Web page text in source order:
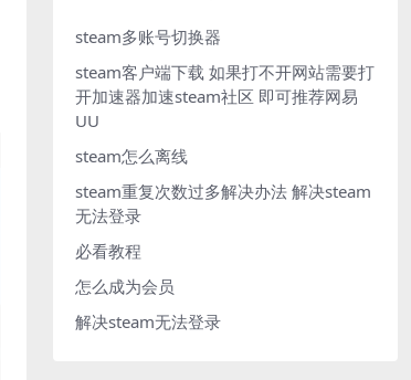
steam多账号切换器
steam客户端下载 如果打不开网站需要打
开加速器加速steam社区 即可推荐网易
UU
steam怎么离线
steam重复次数过多解决办法 解决steam
无法登录
必看教程
怎么成为会员
解决steam无法登录